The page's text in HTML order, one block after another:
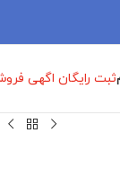
ثبت رایگان اگهی